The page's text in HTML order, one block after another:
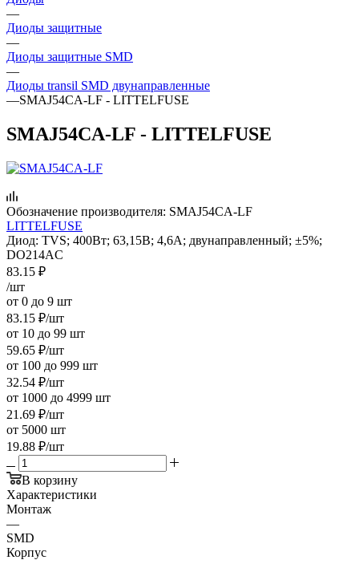
—
Диоды защитные
—
Диоды защитные SMD
—
Диоды transil SMD двунаправленные
—SMAJ54CA-LF - LITTELFUSE
SMAJ54CA-LF - LITTELFUSE
Обозначение производителя: SMAJ54CA-LF
LITTELFUSE
Диод: TVS; 400Вт; 63,15В; 4,6А; двунаправленный; ±5%;
DO214AC
83.15 ₽
/шт
от 0 до 9 шт
83.15 ₽/шт
от 10 до 99 шт
59.65 ₽/шт
от 100 до 999 шт
32.54 ₽/шт
от 1000 до 4999 шт
21.69 ₽/шт
от 5000 шт
19.88 ₽/шт
В корзину
Характеристики
Монтаж
—
SMD
Корпус